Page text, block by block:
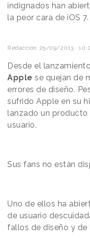
indignados han
la peor cara de iOS 7.
Redacción 25/09/2013 ·
Desde el
Apple se quejan de
errores de diseño.
sufrido Apple en su
lanzado un
usuario.
Sus fans no están
Uno de ellos ha
de usuario
fallos de diseño y de